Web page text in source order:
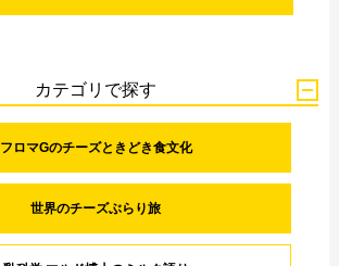
カテゴリで探す
フロマGのチーズときどき食文化
世界のチーズぶらり旅